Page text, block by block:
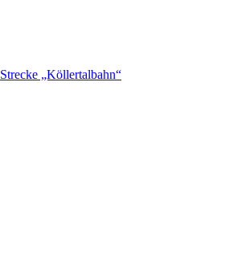
Strecke „Köllertalbahn“